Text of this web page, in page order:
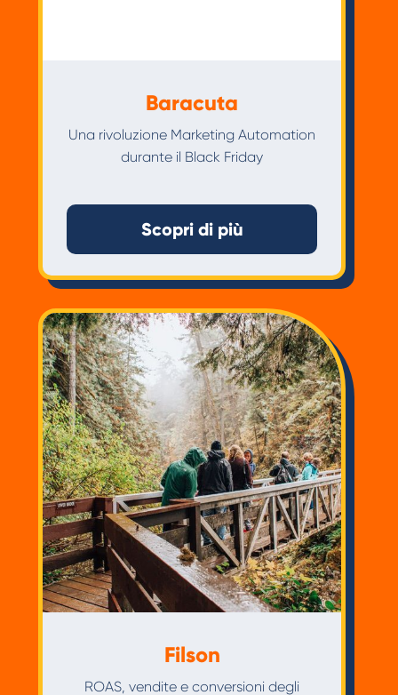
Baracuta
Una rivoluzione Marketing Automation
durante il Black Friday
Scopri di più
Filson
ROAS, vendite e conversioni degli